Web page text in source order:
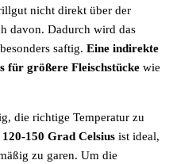
nicht direkt über der
davon. Dadurch wird das
saftig. Eine indirekte
für größere Fleischstücke wie
die richtige Temperatur zu
150 Grad Celsius ist ideal,
zu garen. Um die